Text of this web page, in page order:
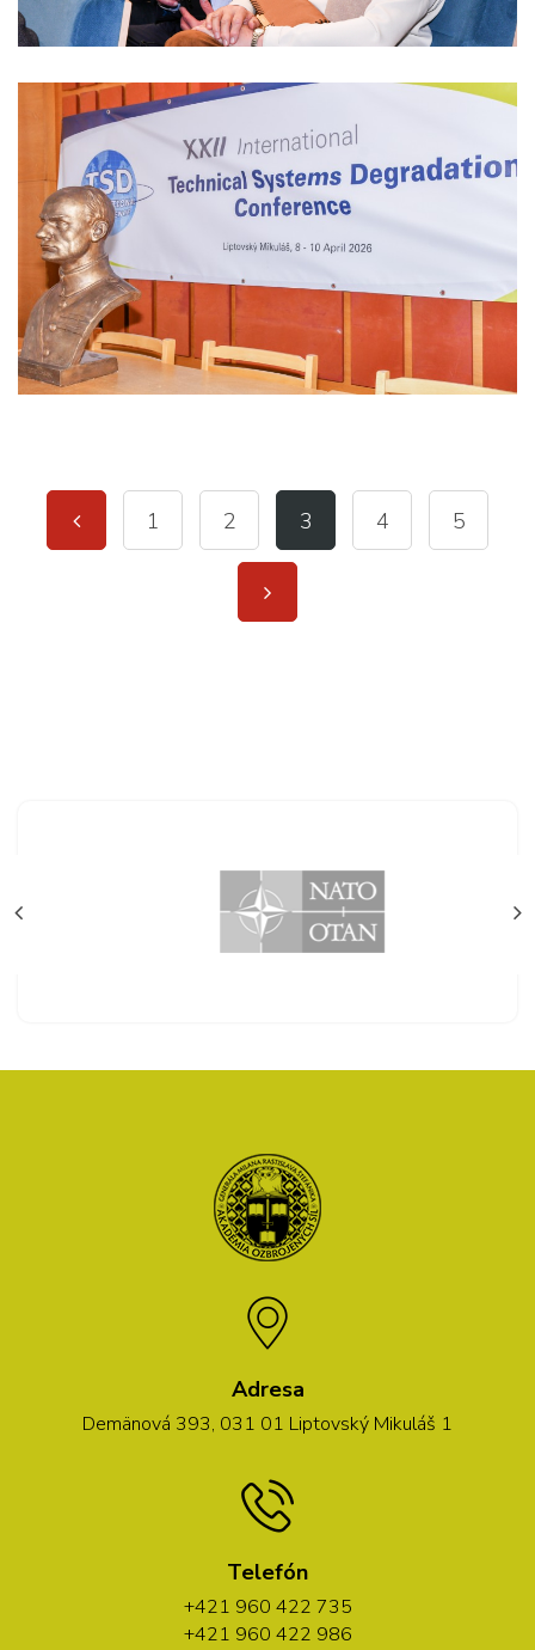
1 2 3 4 5
Adresa
Demänová 393, 031 01 Liptovský Mikuláš 1
Telefón
+421 960 422 735
+421 960 422 986